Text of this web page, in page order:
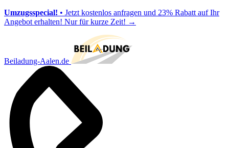
Umzugsspecial! • Jetzt kostenlos anfragen und 23% Rabatt auf Ihr
Angebot erhalten! Nur für kurze Zeit! →
Beiladung-Aalen.de